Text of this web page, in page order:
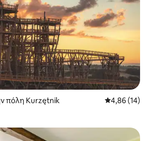
πόλη Kurzętnik Μέση
4,86 (14)